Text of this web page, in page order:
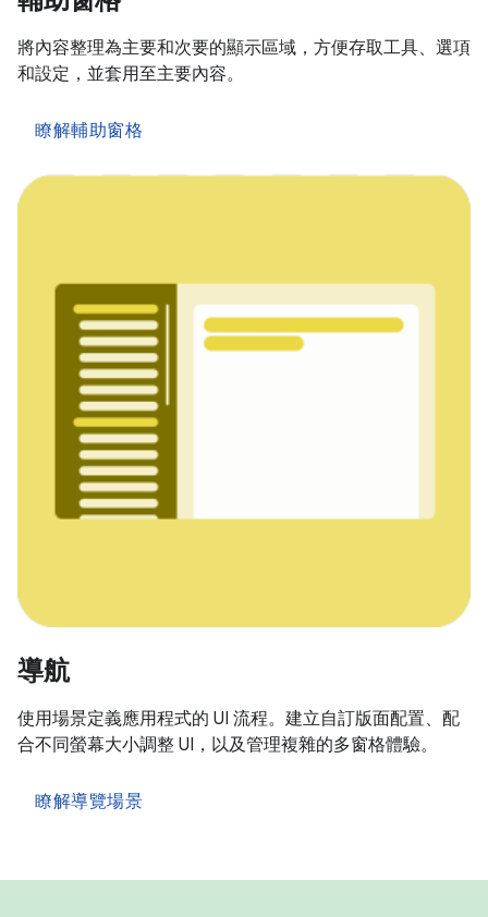
將內容整理為主要和次要的顯示區域，方便存取工具、選項
和設定，並套用至主要內容。
瞭解輔助窗格
導航
使用場景定義應用程式的 UI 流程。建立自訂版面配置、配
合不同螢幕大小調整 UI，以及管理複雜的多窗格體驗。
瞭解導覽場景